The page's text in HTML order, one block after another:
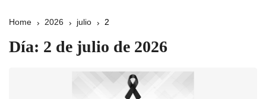
Home 2026 julio 2
Día: 2 de julio de 2026